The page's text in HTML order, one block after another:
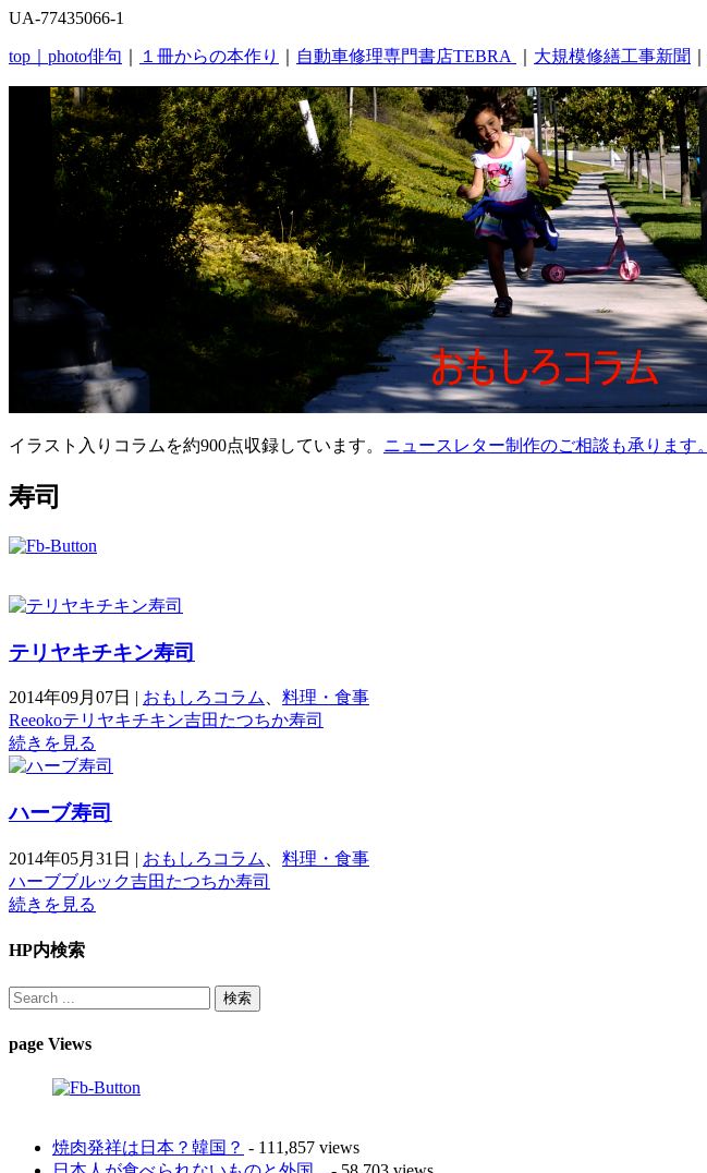
UA-77435066-1
top｜ photo俳句 １冊からの本作り 自動車修理専門書店TEBRA 大規模修繕工事新聞
イラスト入りコラムを約900点収録しています。 ニュースレター制作のご相談も承ります。
寿司
テリヤキチキン寿司
2014年09月07日 | おもしろコラム
料理・食事
Reeokoテリヤキチキン吉田たつちか寿司
続きを見る
ハーブ寿司
2014年05月31日 | おもしろコラム
料理・食事
ハーブブルック吉田たつちか寿司
続きを見る
HP内検索
page Views
焼肉発祥は日本？韓国？ - 111,857 views